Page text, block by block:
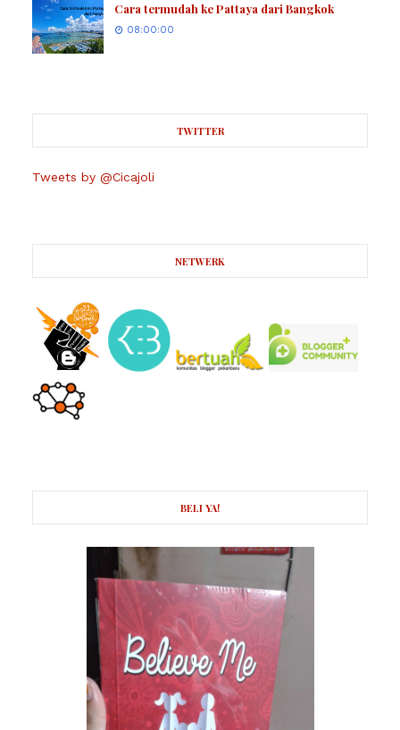
Cara termudah ke Pattaya dari Bangkok
08:00:00
TWITTER
Tweets by @Cicajoli
NETWERK
BELI YA!